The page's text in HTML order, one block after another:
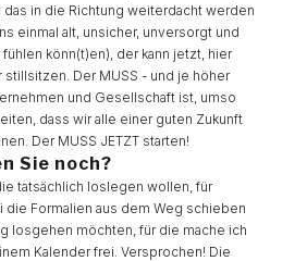
in die Richtung weiterdacht werden
einmal alt, unsicher, unversorgt und
könn(t)en), der kann jetzt, hier
stillsitzen. Der MUSS - und je höher
und Gesellschaft ist, umso
dass wir alle einer guten Zukunft
Der MUSS JETZT starten!
Sie noch?
tatsächlich loslegen wollen, für
Formalien aus dem Weg schieben
losgehen möchten, für die mache ich
Kalender frei. Versprochen! Die